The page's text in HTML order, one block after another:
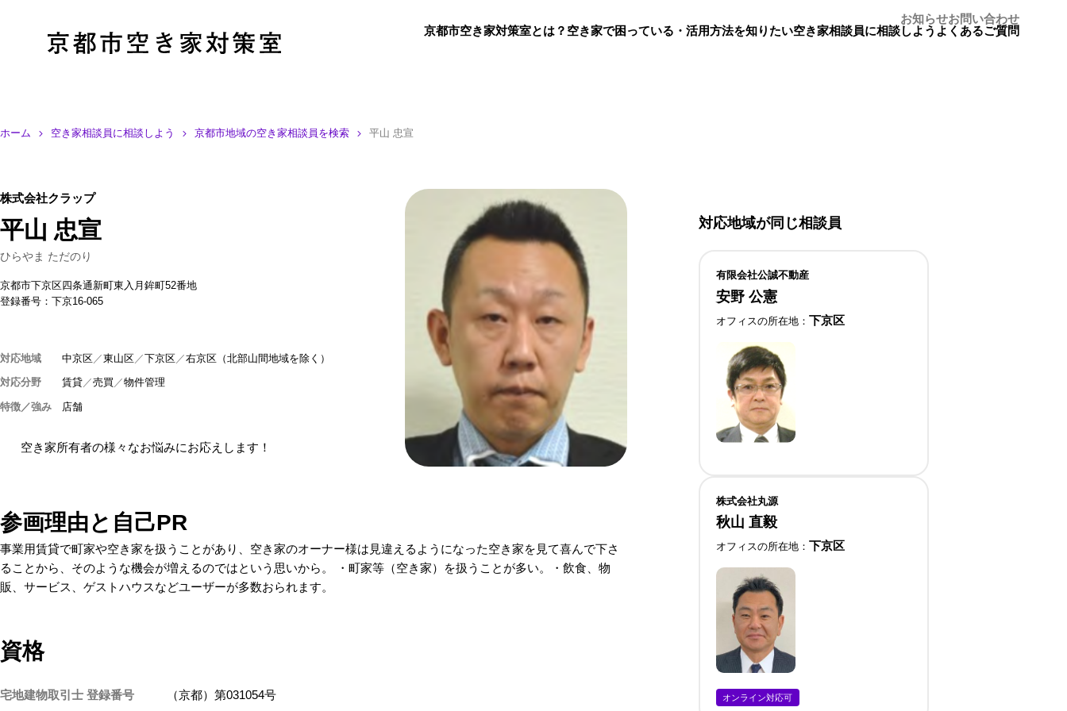
京都市空き家対策室とは？ 空き家で困っている・活用方法を知りたい空き家相談員に相談しよう よくあるご質問
お知らせお問い合わせ
ホーム 空き家相談員に相談しよう 京都市地域の空き家相談員を検索 平山 忠宣
株式会社クラップ
平山 忠宣
ひらやま ただのり
京都市下京区四条通新町東入月鉾町52番地
登録番号：下京16-065
対応地域 中京区 東山区 下京区 右京区（北部山間地域を除く）
対応分野 賃貸 売買 物件管理
特徴／強み 店舗
空き家所有者の様々なお悩みにお応えします！
参画理由と自己PR
事業用賃貸で町家や空き家を扱うことがあり、空き家のオーナー様は見違えるようになった空き家を見て喜んで下さ
ることから、そのような機会が増えるのではという思いから。 ・町家等（空き家）を扱うことが多い。・飲食、物
販、サービス、ゲストハウスなどユーザーが多数おられます。
資格
宅地建物取引士 登録番号 （京都）第031054号
対応地域が同じ相談員
有限会社公誠不動産
安野 公憲
オフィスの所在地 下京区
株式会社丸源
秋山 直毅
オフィスの所在地 下京区
オンライン対応可